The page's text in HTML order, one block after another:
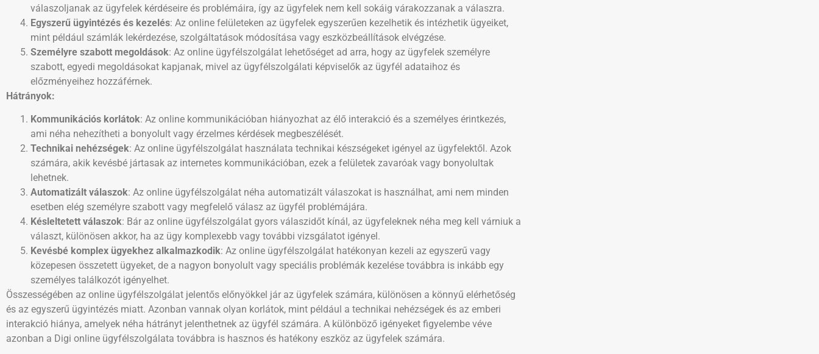
válaszoljanak az ügyfelek kérdéseire és problémáira, így az ügyfelek nem kell sokáig várakozzanak a válaszra.
Egyszerű ügyintézés és kezelés: Az online felületeken az ügyfelek egyszerűen kezelhetik és intézhetik ügyeiket,
mint például számlák lekérdezése, szolgáltatások módosítása vagy eszközbeállítások elvégzése.
Személyre szabott megoldások: Az online ügyfélszolgálat lehetőséget ad arra, hogy az ügyfelek személyre
szabott, egyedi megoldásokat kapjanak, mivel az ügyfélszolgálati képviselők az ügyfél adataihoz és
előzményeihez hozzáférnek.
Hátrányok:
Kommunikációs korlátok: Az online kommunikációban hiányozhat az élő interakció és a személyes érintkezés,
ami néha nehezítheti a bonyolult vagy érzelmes kérdések megbeszélését.
Technikai nehézségek: Az online ügyfélszolgálat használata technikai készségeket igényel az ügyfelektől. Azok
számára, akik kevésbé jártasak az internetes kommunikációban, ezek a felületek zavaróak vagy bonyolultak
lehetnek.
Automatizált válaszok: Az online ügyfélszolgálat néha automatizált válaszokat is használhat, ami nem minden
esetben elég személyre szabott vagy megfelelő válasz az ügyfél problémájára.
Késleltetett válaszok: Bár az online ügyfélszolgálat gyors válaszidőt kínál, az ügyfeleknek néha meg kell várniuk a
választ, különösen akkor, ha az ügy komplexebb vagy további vizsgálatot igényel.
Kevésbé komplex ügyekhez alkalmazkodik: Az online ügyfélszolgálat hatékonyan kezeli az egyszerű vagy
közepesen összetett ügyeket, de a nagyon bonyolult vagy speciális problémák kezelése továbbra is inkább egy
személyes találkozót igényelhet.
Összességében az online ügyfélszolgálat jelentős előnyökkel jár az ügyfelek számára, különösen a könnyű elérhetőség
és az egyszerű ügyintézés miatt. Azonban vannak olyan korlátok, mint például a technikai nehézségek és az emberi
interakció hiánya, amelyek néha hátrányt jelenthetnek az ügyfél számára. A különböző igényeket figyelembe véve
azonban a Digi online ügyfélszolgálata továbbra is hasznos és hatékony eszköz az ügyfelek számára.